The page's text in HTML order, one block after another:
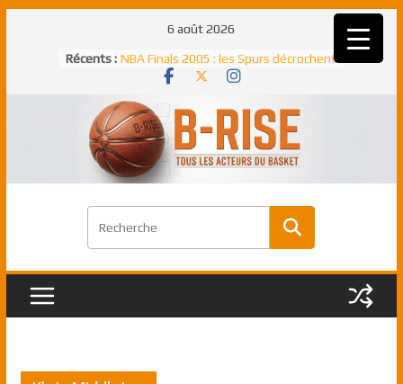
6 août 2026
Récents : NBA Finals 2005 : les Spurs décrochent
un troisième titre NBA, la rude bataille
NBA Finals 2021 : les Bucks et Giannis
Antetokounmpo triomphent, le Greek
Freek élu MVP
Shai Gilgeous-Alexander : son premier
match à plus de 40 points en NBA, le
Pau Gasol dans l’histoire en 2002 :
premier européen sacré Rookie de
Rudy Gobert, deuxième Français élu